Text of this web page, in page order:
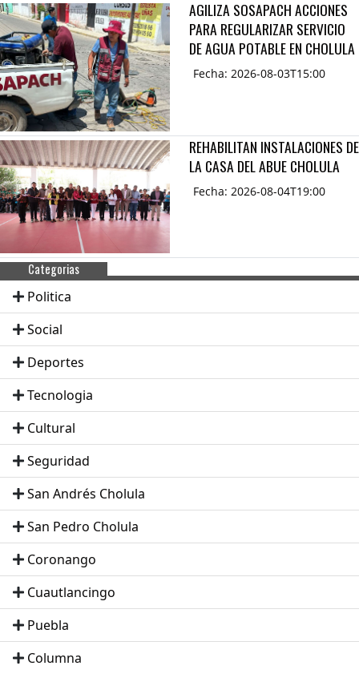
AGILIZA SOSAPACH ACCIONES
PARA REGULARIZAR SERVICIO
DE AGUA POTABLE EN CHOLULA
Fecha: 2026-08-03T15:00
REHABILITAN INSTALACIONES DE
LA CASA DEL ABUE CHOLULA
Fecha: 2026-08-04T19:00
Categorias
Politica
Social
Deportes
Tecnologia
Cultural
Seguridad
San Andrés Cholula
San Pedro Cholula
Coronango
Cuautlancingo
Puebla
Columna